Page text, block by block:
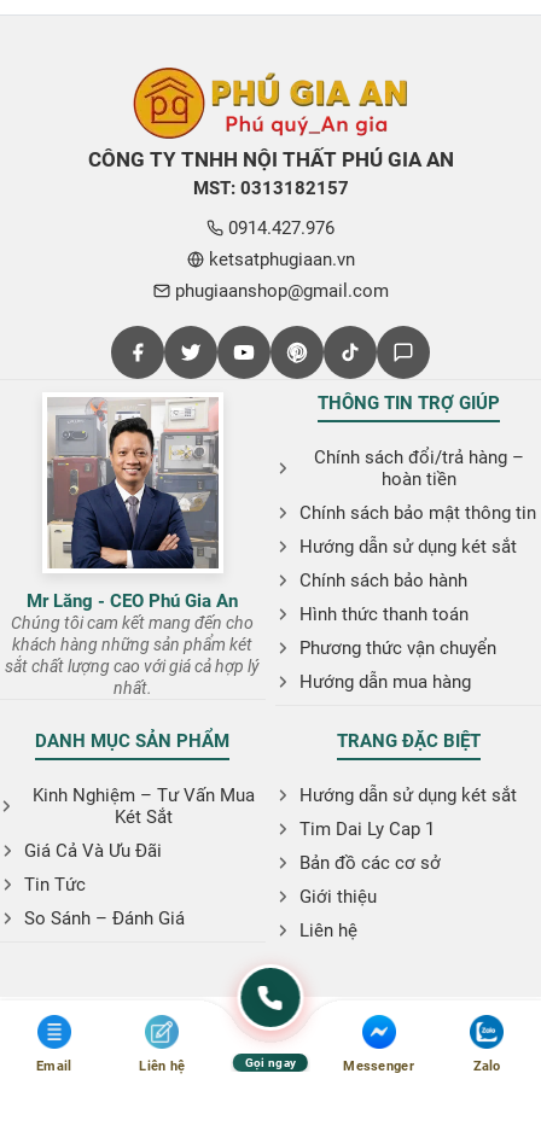
CÔNG TY TNHH NỘI THẤT PHÚ GIA AN
MST: 0313182157
0914.427.976
ketsatphugiaan.vn
phugiaanshop@gmail.com
Mr Lăng - CEO Phú Gia An
Chúng tôi cam kết mang đến cho
khách hàng những sản phẩm két
sắt chất lượng cao với giá cả hợp lý
nhất.
THÔNG TIN TRỢ GIÚP
Chính sách đổi/trả hàng –
hoàn tiền
Chính sách bảo mật thông tin
Hướng dẫn sử dụng két sắt
Chính sách bảo hành
Hình thức thanh toán
Phương thức vận chuyển
Hướng dẫn mua hàng
DANH MỤC SẢN PHẨM
Kinh Nghiệm – Tư Vấn Mua
Két Sắt
Giá Cả Và Ưu Đãi
Tin Tức
So Sánh – Đánh Giá
TRANG ĐẶC BIỆT
Hướng dẫn sử dụng két sắt
Tim Dai Ly Cap 1
Bản đồ các cơ sở
Giới thiệu
Liên hệ
Email Liên hệ Gọi ngay Messenger Zalo